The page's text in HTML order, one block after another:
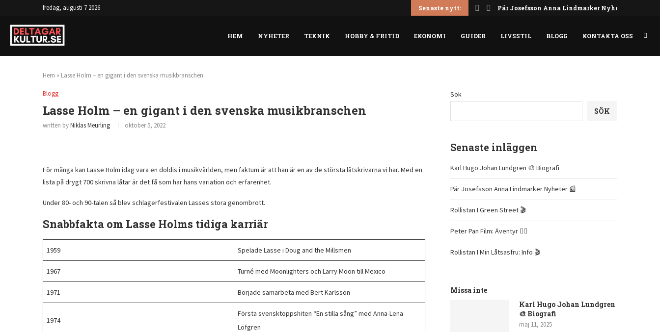
fredag, augusti 7 2026 Senaste nytt:
Jakob Ingebrigtsen Syskon 💪 Pär Josefsson Anna Lindmarker Nyheter 📰
HEM NYHETER TEKNIK HOBBY & FRITID EKONOMI GUIDER LIVSSTIL BLOGG KONTAKTA OSS
Hem » Lasse Holm – en gigant i den svenska musikbranschen
Blogg
Lasse Holm – en gigant i den svenska musikbranschen
written byNiklas Meurling oktober 5, 2022
För många kan Lasse Holm idag vara en doldis i musikvärlden, men faktum är att han är en av de största låtskrivarna vi har. Med en
lista på drygt 700 skrivna låtar är det få som har hans variation och erfarenhet.
Under 80- och 90-talen så blev schlagerfestivalen Lasses stora genombrott.
Snabbfakta om Lasse Holms tidiga karriär
1959 Spelade Lasse i Doug and the Millsmen
1967 Turné med Moonlighters och Larry Moon till Mexico
1971 Började samarbeta med Bert Karlsson
1974
Första svensktoppshiten “En stilla sång” med Anna-Lena
Löfgren
Sök
SÖK
Senaste inläggen
Karl Hugo Johan Lundgren 🎨 Biografi
Pär Josefsson Anna Lindmarker Nyheter 📰
Rollistan I Green Street 🎬
Peter Pan Film: Äventyr 🧚‍♂️
Rollistan I Min Låtsasfru: Info 🎬
Missa inte
Karl Hugo Johan Lundgren
🎨 Biografi
maj 11, 2025